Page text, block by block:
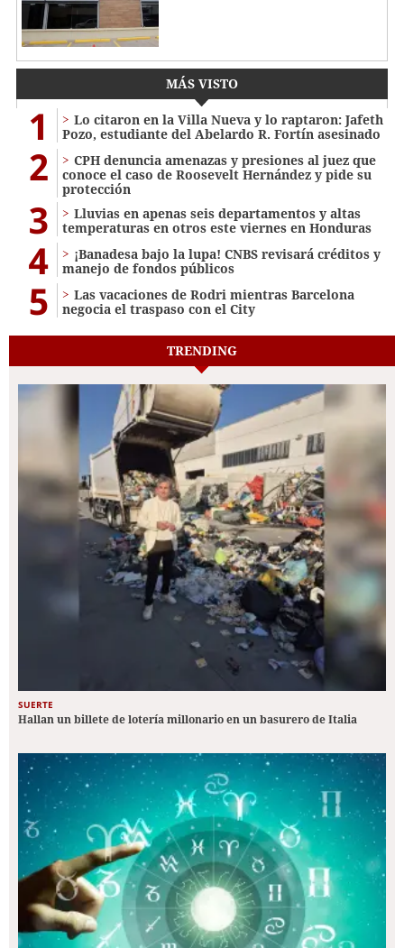
MÁS VISTO
1
Lo citaron en la Villa Nueva y lo raptaron: Jafeth
Pozo, estudiante del Abelardo R. Fortín asesinado
2
CPH denuncia amenazas y presiones al juez que
conoce el caso de Roosevelt Hernández y pide su
protección
3
Lluvias en apenas seis departamentos y altas
temperaturas en otros este viernes en Honduras
4
¡Banadesa bajo la lupa! CNBS revisará créditos y
manejo de fondos públicos
5
Las vacaciones de Rodri mientras Barcelona
negocia el traspaso con el City
TRENDING
SUERTE
Hallan un billete de lotería millonario en un basurero de Italia